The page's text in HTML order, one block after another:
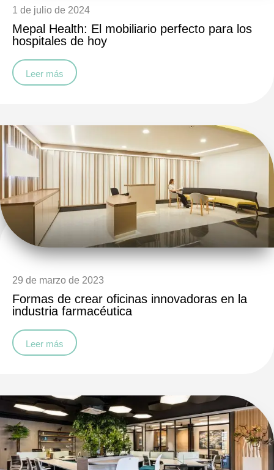
1 de julio de 2024
Mepal Health: El mobiliario perfecto para los
hospitales de hoy
Leer más
29 de marzo de 2023
Formas de crear oficinas innovadoras en la
industria farmacéutica
Leer más